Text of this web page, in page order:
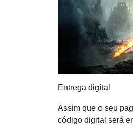
Entrega digital
Assim que o seu
código digital será